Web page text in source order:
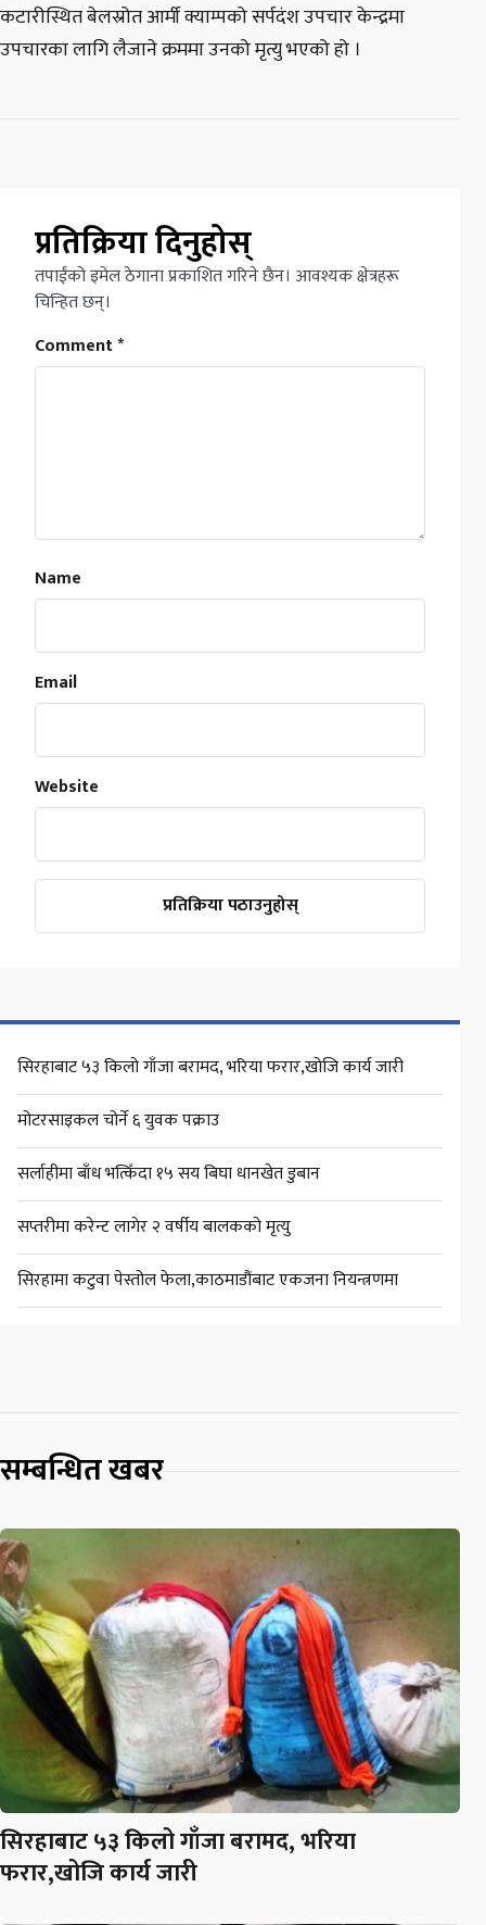
कटारीस्थित बेलस्रोत आर्मी क्याम्पको सर्पदंश उपचार केन्द्रमा
उपचारका लागि लैजाने क्रममा उनको मृत्यु भएको हो ।
प्रतिक्रिया दिनुहोस्
तपाईंको इमेल ठेगाना प्रकाशित गरिने छैन। आवश्यक क्षेत्रहरू
चिन्हित छन्।
Comment*
Name
Email
Website
सिरहाबाट ५३ किलो गाँजा बरामद, भरिया फरार,खोजि कार्य जारी
मोटरसाइकल चोर्ने ६ युवक पक्राउ
सर्लाहीमा बाँध भत्किँदा १५ सय बिघा धानखेत डुबान
सप्तरीमा करेन्ट लागेर २ वर्षीय बालकको मृत्यु
सिरहामा कटुवा पेस्तोल फेला,काठमाडौंबाट एकजना नियन्त्रणमा
सम्बन्धित खबर
सिरहाबाट ५३ किलो गाँजा बरामद, भरिया
फरार,खोजि कार्य जारी